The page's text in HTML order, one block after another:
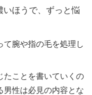
ほうで、ずっと悩
て腕や指の毛を処理し
たことを書いていくの
男性は必見の内容とな